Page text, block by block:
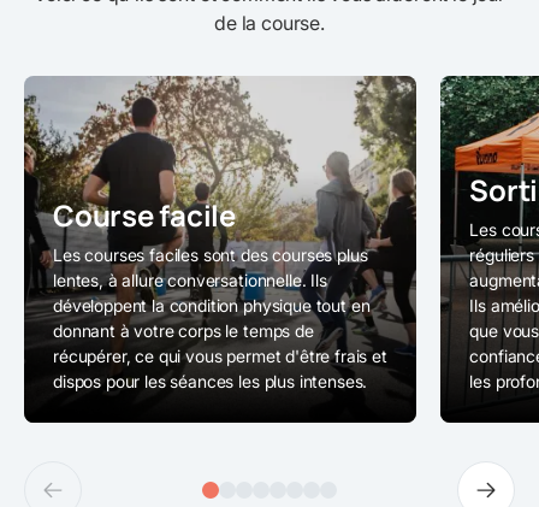
de la course.
Course facile
Les courses faciles sont des courses plus
lentes, à allure conversationnelle. Ils
développent la condition physique tout en
donnant à votre corps le temps de
récupérer, ce qui vous permet d'être frais et
dispos pour les séances les plus intenses.
Les
réguliers
Ils
que
les